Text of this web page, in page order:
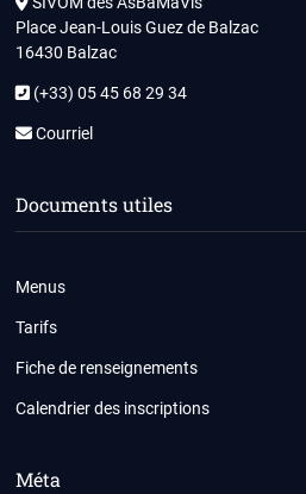
Place Jean-Louis Guez de Balzac
16430 Balzac
(+33) 05 45 68 29 34
Courriel
Documents utiles
Menus
Tarifs
Fiche de renseignements
Calendrier des inscriptions
Méta